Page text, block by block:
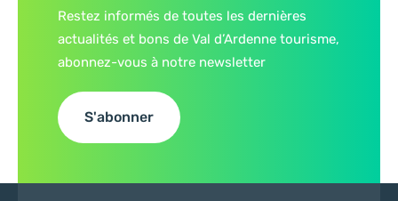
Restez informés de toutes les dernières
actualités et bons de Val d’Ardenne tourisme,
abonnez-vous à notre newsletter
S'abonner